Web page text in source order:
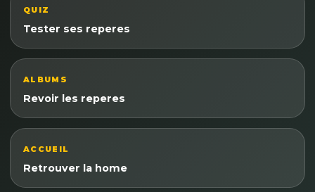
QUIZ
Tester ses reperes
ALBUMS
Revoir les reperes
ACCUEIL
Retrouver la home